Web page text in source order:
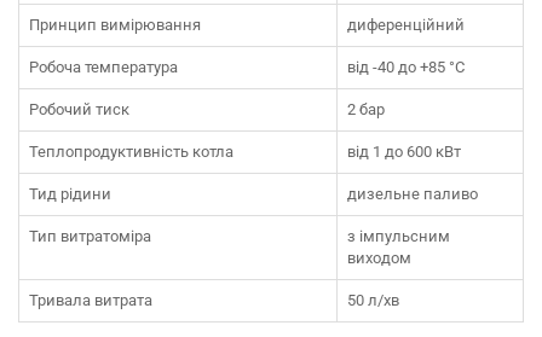
Принцип вимірювання диференційний
Робоча температура від -40 до +85 °C
Робочий тиск 2 бар
Теплопродуктивність котла від 1 до 600 кВт
Тид рідини дизельне паливо
Тип витратоміра
з імпульсним
виходом
Тривала витрата 50 л/хв